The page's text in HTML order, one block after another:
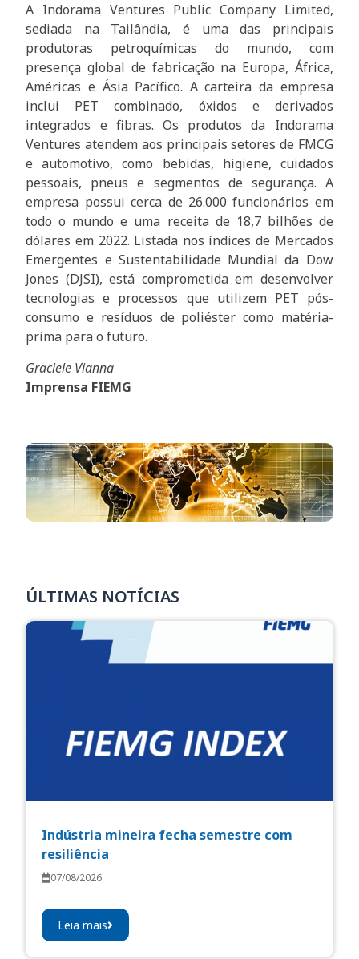
A Indorama Ventures Public Company Limited,
sediada na Tailândia, é uma das principais
produtoras petroquímicas do mundo, com
presença global de fabricação na Europa, África,
Américas e Ásia Pacífico. A carteira da empresa
inclui PET combinado, óxidos e derivados
integrados e fibras. Os produtos da Indorama
Ventures atendem aos principais setores de FMCG
e automotivo, como bebidas, higiene, cuidados
pessoais, pneus e segmentos de segurança. A
empresa possui cerca de 26.000 funcionários em
todo o mundo e uma receita de 18,7 bilhões de
dólares em 2022. Listada nos índices de Mercados
Emergentes e Sustentabilidade Mundial da Dow
Jones (DJSI), está comprometida em desenvolver
tecnologias e processos que utilizem PET pós-
consumo e resíduos de poliéster como matéria-
prima para o futuro.
Graciele Vianna
Imprensa FIEMG
ÚLTIMAS NOTÍCIAS
Indústria mineira fecha semestre com
resiliência
07/08/2026
Leia mais